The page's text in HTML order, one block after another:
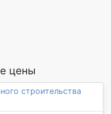
цены
строительства